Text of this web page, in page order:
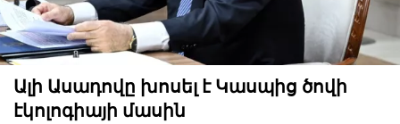
Ալի Ասադովը խոսել է Կասպից ծովի
էկոլոգիայի մասին